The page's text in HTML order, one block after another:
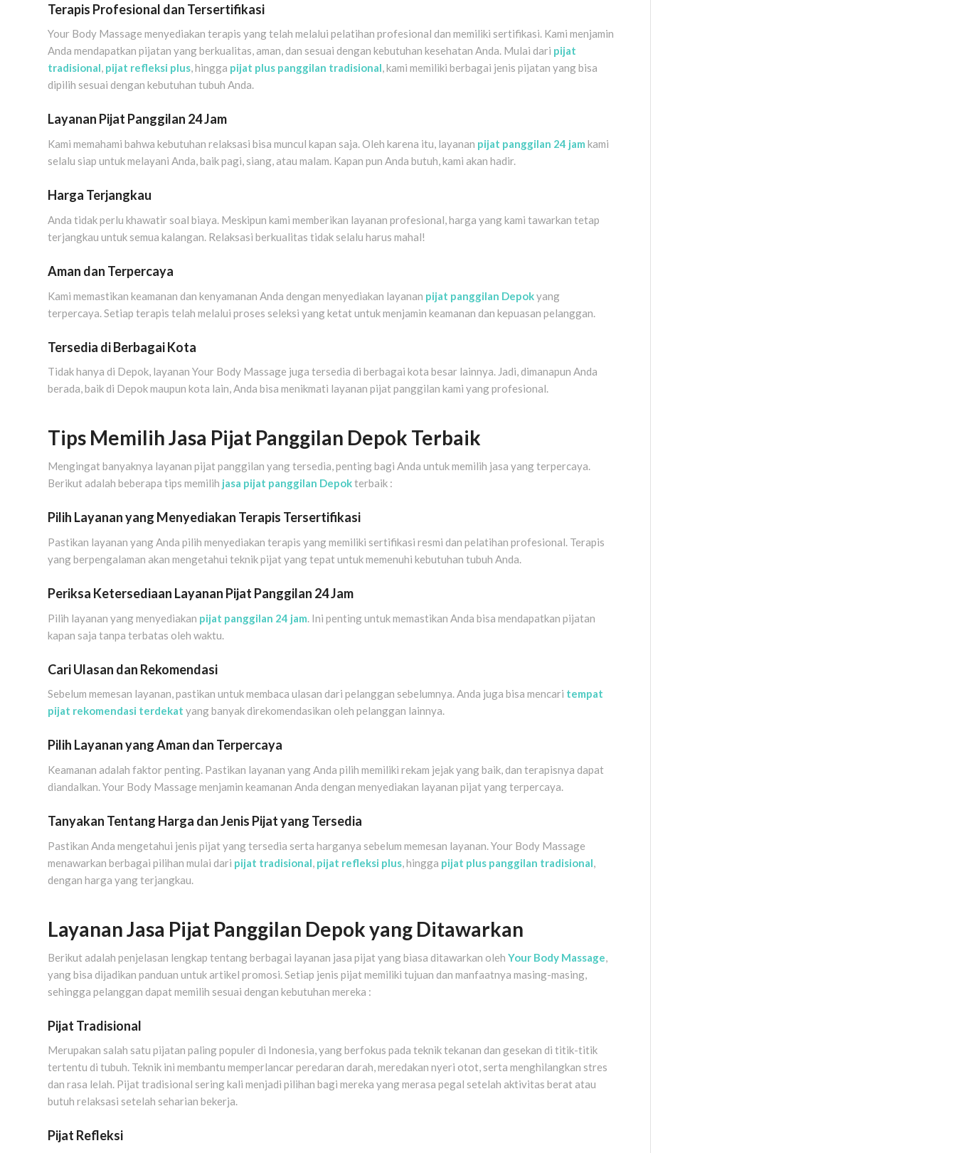
Terapis Profesional dan Tersertifikasi
Your Body Massage menyediakan terapis yang telah melalui pelatihan profesional dan memiliki sertifikasi. Kami menjamin
Anda mendapatkan pijatan yang berkualitas, aman, dan sesuai dengan kebutuhan kesehatan Anda. Mulai dari pijat
tradisional, pijat refleksi plus, hingga pijat plus panggilan tradisional, kami memiliki berbagai jenis pijatan yang bisa
dipilih sesuai dengan kebutuhan tubuh Anda.
Layanan Pijat Panggilan 24 Jam
Kami memahami bahwa kebutuhan relaksasi bisa muncul kapan saja. Oleh karena itu, layanan pijat panggilan 24 jam kami
selalu siap untuk melayani Anda, baik pagi, siang, atau malam. Kapan pun Anda butuh, kami akan hadir.
Harga Terjangkau
Anda tidak perlu khawatir soal biaya. Meskipun kami memberikan layanan profesional, harga yang kami tawarkan tetap
terjangkau untuk semua kalangan. Relaksasi berkualitas tidak selalu harus mahal!
Aman dan Terpercaya
Kami memastikan keamanan dan kenyamanan Anda dengan menyediakan layanan pijat panggilan Depokyang
terpercaya. Setiap terapis telah melalui proses seleksi yang ketat untuk menjamin keamanan dan kepuasan pelanggan.
Tersedia di Berbagai Kota
Tidak hanya di Depok, layanan Your Body Massage juga tersedia di berbagai kota besar lainnya. Jadi, dimanapun Anda
berada, baik di Depok maupun kota lain, Anda bisa menikmati layanan pijat panggilan kami yang profesional.
Tips Memilih Jasa Pijat Panggilan Depok Terbaik
Mengingat banyaknya layanan pijat panggilan yang tersedia, penting bagi Anda untuk memilih jasa yang terpercaya.
Berikut adalah beberapa tips memilih jasa pijat panggilan Depokterbaik :
Pilih Layanan yang Menyediakan Terapis Tersertifikasi
Pastikan layanan yang Anda pilih menyediakan terapis yang memiliki sertifikasi resmi dan pelatihan profesional. Terapis
yang berpengalaman akan mengetahui teknik pijat yang tepat untuk memenuhi kebutuhan tubuh Anda.
Periksa Ketersediaan Layanan Pijat Panggilan 24 Jam
Pilih layanan yang menyediakan pijat panggilan 24 jam. Ini penting untuk memastikan Anda bisa mendapatkan pijatan
kapan saja tanpa terbatas oleh waktu.
Cari Ulasan dan Rekomendasi
Sebelum memesan layanan, pastikan untuk membaca ulasan dari pelanggan sebelumnya. Anda juga bisa mencari tempat
pijat rekomendasi terdekat yang banyak direkomendasikan oleh pelanggan lainnya.
Pilih Layanan yang Aman dan Terpercaya
Keamanan adalah faktor penting. Pastikan layanan yang Anda pilih memiliki rekam jejak yang baik, dan terapisnya dapat
diandalkan. Your Body Massage menjamin keamanan Anda dengan menyediakan layanan pijat yang terpercaya.
Tanyakan Tentang Harga dan Jenis Pijat yang Tersedia
Pastikan Anda mengetahui jenis pijat yang tersedia serta harganya sebelum memesan layanan. Your Body Massage
menawarkan berbagai pilihan mulai dari pijat tradisional, pijat refleksi plus, hingga pijat plus panggilan tradisional,
dengan harga yang terjangkau.
Layanan Jasa Pijat Panggilan Depok yang Ditawarkan
Berikut adalah penjelasan lengkap tentang berbagai layanan jasa pijat yang biasa ditawarkan oleh Your Body Massage,
yang bisa dijadikan panduan untuk artikel promosi. Setiap jenis pijat memiliki tujuan dan manfaatnya masing-masing,
sehingga pelanggan dapat memilih sesuai dengan kebutuhan mereka :
Pijat Tradisional
Merupakan salah satu pijatan paling populer di Indonesia, yang berfokus pada teknik tekanan dan gesekan di titik-titik
tertentu di tubuh. Teknik ini membantu memperlancar peredaran darah, meredakan nyeri otot, serta menghilangkan stres
dan rasa lelah. Pijat tradisional sering kali menjadi pilihan bagi mereka yang merasa pegal setelah aktivitas berat atau
butuh relaksasi setelah seharian bekerja.
Pijat Refleksi